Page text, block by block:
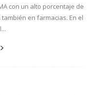
con un alto porcentaje de
en farmacias. En el